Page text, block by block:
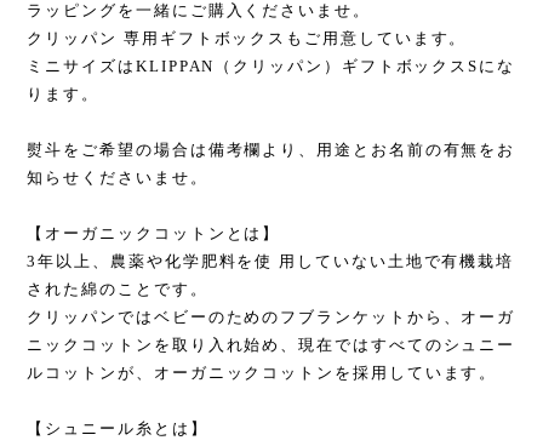
ラッピングを一緒にご購入くださいませ。
クリッパン 専用ギフトボックスもご用意しています。
ミニサイズはKLIPPAN（クリッパン）ギフトボックスSにな
ります。
熨斗をご希望の場合は備考欄より、用途とお名前の有無をお
知らせくださいませ。
【オーガニックコットンとは】
3年以上、農薬や化学肥料を使 用していない土地で有機栽培
された綿のことです。
クリッパンではベビーのためのフブランケットから、オーガ
ニックコットンを取り入れ始め、現在ではすべてのシュニー
ルコットンが、オーガニックコットンを採用しています。
【シュニール糸とは】